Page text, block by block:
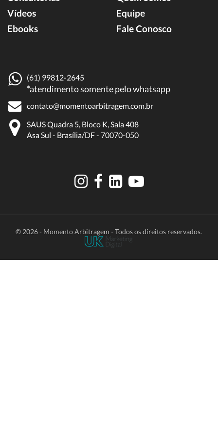
Vídeos
Ebooks
Equipe
Fale Conosco
(61) 99812-2645
*atendimento somente pelo whatsapp
contato@momentoarbitragem.com.br
SAUS Quadra 5, Bloco K, Sala 408
Asa Sul - Brasília/DF - 70070-050
© 2026 - Momento Arbitragem - Todos os direitos reservados.